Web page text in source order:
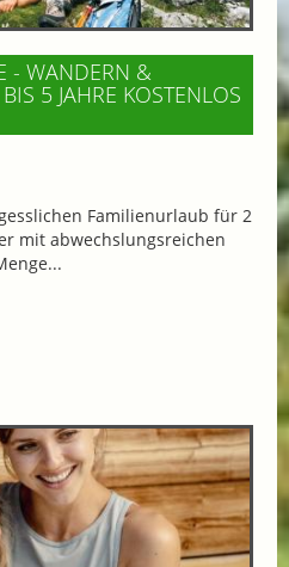
- WANDERN &
5 JAHRE KOSTENLOS
Familienurlaub für 2
mit abwechslungsreichen